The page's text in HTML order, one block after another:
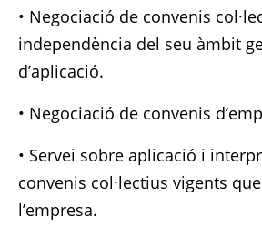
• Negociació de convenis
independència del seu àmbit
d’aplicació.
• Negociació de convenis
• Servei sobre aplicació i
convenis col·lectius vigents
l’empresa.